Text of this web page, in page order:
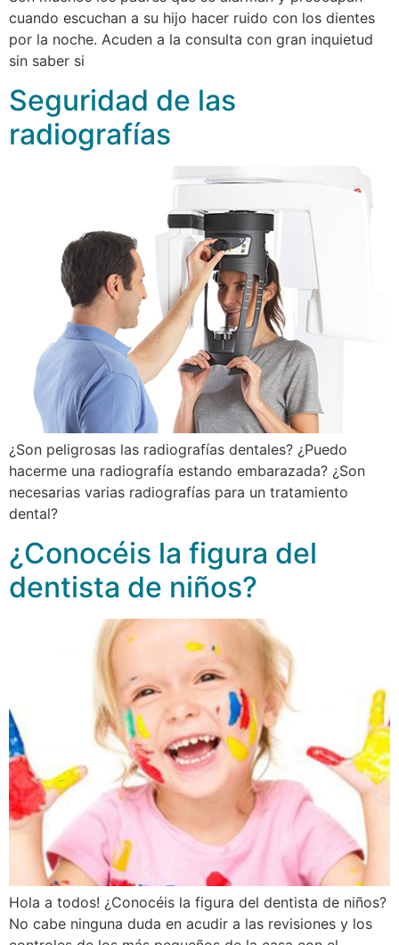
cuando escuchan a su hijo hacer ruido con los dientes
por la noche. Acuden a la consulta con gran inquietud
sin saber si
Seguridad de las
radiografías
¿Son peligrosas las radiografías dentales? ¿Puedo
hacerme una radiografía estando embarazada? ¿Son
necesarias varias radiografías para un tratamiento
dental?
¿Conocéis la figura del
dentista de niños?
Hola a todos! ¿Conocéis la figura del dentista de niños?
No cabe ninguna duda en acudir a las revisiones y los